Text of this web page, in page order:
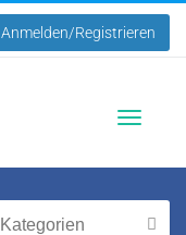
Anmelden/Registrieren